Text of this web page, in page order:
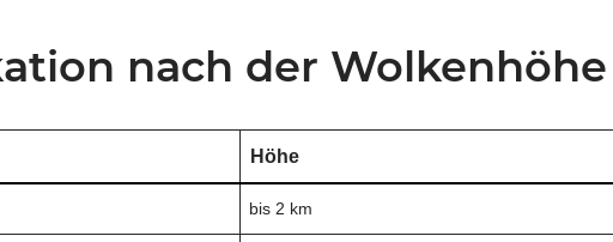
nach der Wolkenhöhe
Höhe
bis 2 km